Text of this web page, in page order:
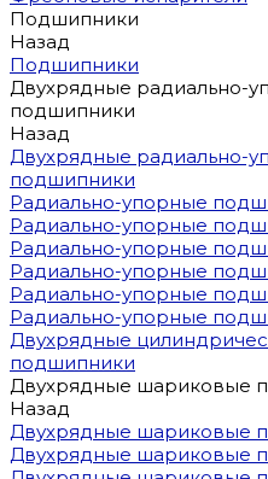
Подшипники
Назад
Подшипники
Двухрядные радиально-
подшипники
Назад
Двухрядные радиально-
подшипники
Радиально-упорные
Радиально-упорные
Радиально-упорные
Радиально-упорные
Радиально-упорные
Радиально-упорные
Двухрядные
подшипники
Двухрядные шариковые
Назад
Двухрядные шариковые
Двухрядные шариковые